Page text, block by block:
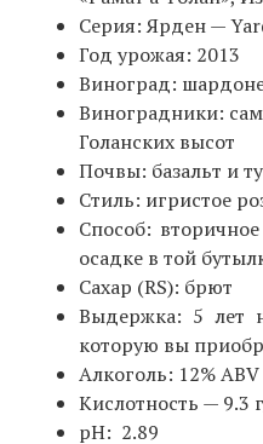
Серия: Ярден —
Год урожая: 2013
Виноград:
Виноградники:
Голанских высот
Почвы: базальт и
Cтиль: игристое
Способ:
осадке в той
Cахар (RS): брют
Выдержка: 5 лет
которую вы
Алкоголь: 12% ABV
Кислотность — 9.3
pH: 2.89